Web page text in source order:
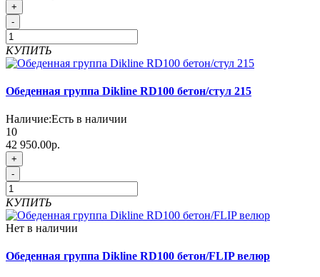
+
-
КУПИТЬ
Обеденная группа Dikline RD100 бетон/стул 215
Наличие:Есть в наличии
10
42 950.00р.
+
-
КУПИТЬ
Нет в наличии
Обеденная группа Dikline RD100 бетон/FLIP велюр